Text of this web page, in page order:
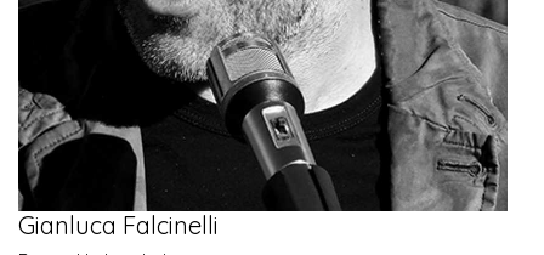
Gianluca Falcinelli